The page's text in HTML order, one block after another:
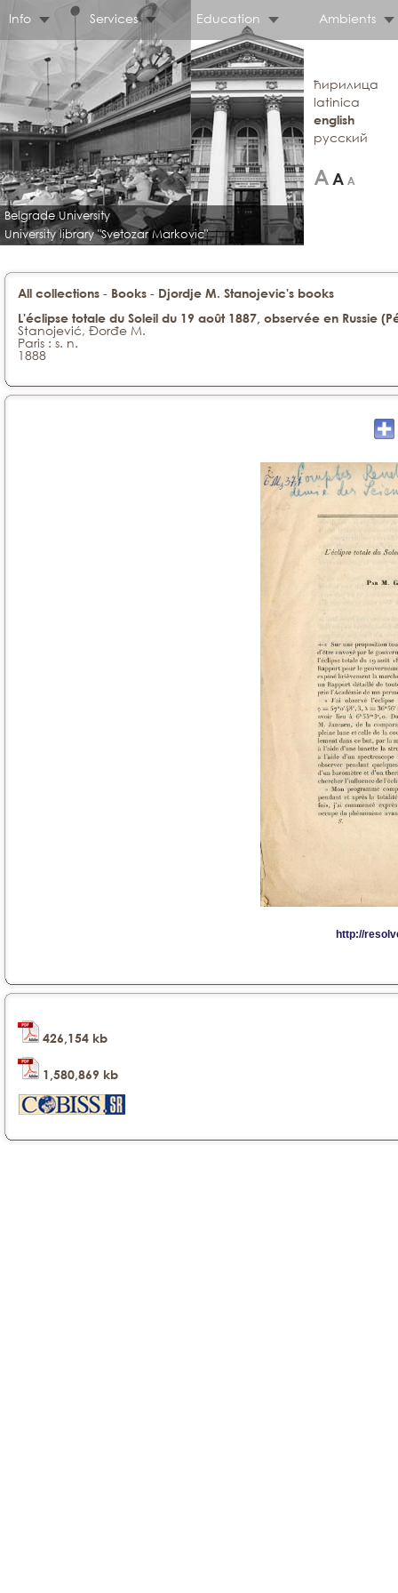
Info Services Education Ambients
Belgrade University
University library "Svetozar Markovic"
ћирилица
latinica
english
русский
All collections - Books - Djordje M. Stanojevic's books
L'éclipse totale du Soleil du 19 août 1887, observée en Russie
Stanojević, Đorđe M.
Paris : s. n.
1888
426,154 kb
1,580,869 kb